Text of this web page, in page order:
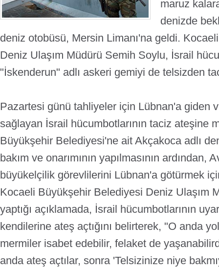
maruz
denizde
deniz otobüsü, Mersin Limanı'na geldi.
Deniz Ulaşım Müdürü Semih Soylu, İsrail
"İskenderun" adlı askeri gemiyi de telsizden
Pazartesi günü tahliyeler için Lübnan'a giden
sağlayan İsrail hücumbotlarının taciz ateşine
Büyükşehir Belediyesi'ne ait Akçakoca adlı
bakım ve onarımının yapılmasının ardından,
büyükelçilik görevlilerini Lübnan'a götürmek
Kocaeli Büyükşehir Belediyesi Deniz Ulaşım
yaptığı açıklamada, İsrail hücumbotlarının
kendilerine ateş açtığını belirterek, "O anda
mermiler isabet edebilir, felaket de
anda ateş açtılar, sonra 'Telsizinize niye